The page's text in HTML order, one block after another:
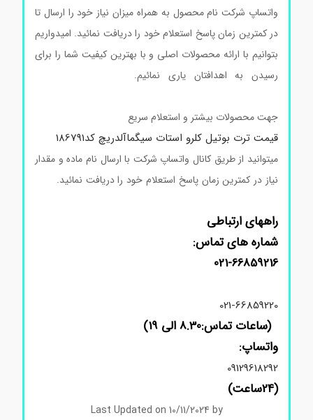
واتساپ شرکت نام محصول به همراه میزان نیاز خود را ارسال تا
در کمترین زمان پاسخ استعلام خود را دریافت نمائید. امیدواریم
بتوانیم با ارائه محصولات اصلی و با بهترین کیفیت شما را برای
رسیدن به اهدافتان یاری نمائیم.ترت بوتیل کلرواستات
جهت محصولات بیشتر و استعلام سریع
قیمت ترت بوتیل کلرو استات سیگماآلدریچ کد186791
میتوانید از طریق کانال واتساپ شرکت با ارسال نام ماده و مقدار
نیاز در کمترین زمان پاسخ استعلام خود را دریافت نمائید.آمینو
راههای ارتباطی
شماره های تماس:
021-66859216
021-66859220
(ساعات تماس:8.30 الی 19)
واتساپ:
09129618292
Last Updated on 10/11/2024 by